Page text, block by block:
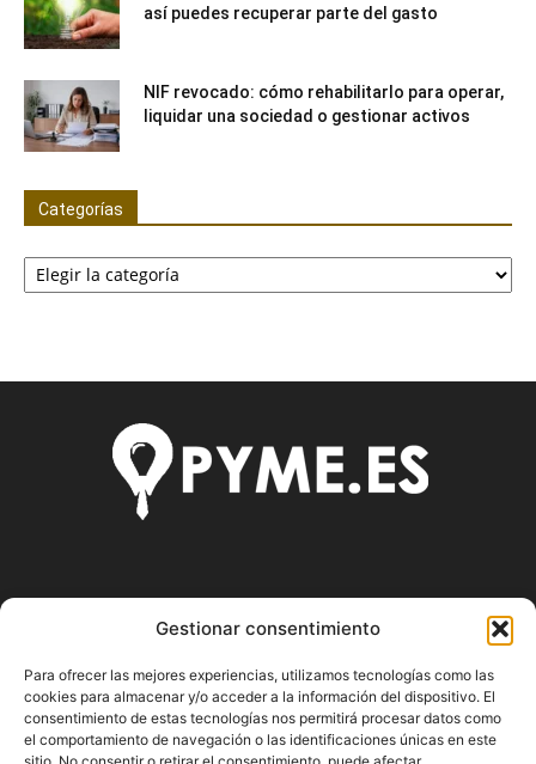
Gestionar consentimiento
Para ofrecer las mejores experiencias, utilizamos tecnologías como las
cookies para almacenar y/o acceder a la información del dispositivo. El
consentimiento de estas tecnologías nos permitirá procesar datos como
el comportamiento de navegación o las identificaciones únicas en este
así puedes recuperar parte del gasto
NIF revocado: cómo rehabilitarlo para operar,
liquidar una sociedad o gestionar activos
Categorías
Categorías
Pyme.es es el portal web donde podrás mantenerte
actualizado de todas las noticias y novedades sobre la
economía en España y el mundo, así como donde podrás
conseguir toda la información necesaria sobre